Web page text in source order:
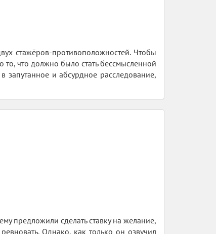
стажёров-противоположностей. Чтобы
то, что должно было стать бессмысленной
и абсурдное расследование,
предложили сделать ставку на желание,
Однако, как только он озвучил